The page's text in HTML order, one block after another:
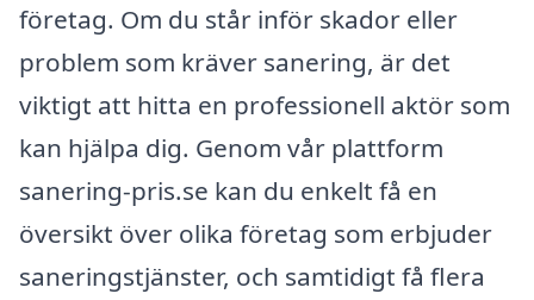
företag. Om du står inför skador eller
problem som kräver sanering, är det
viktigt att hitta en professionell aktör som
kan hjälpa dig. Genom vår plattform
sanering-pris.se kan du enkelt få en
översikt över olika företag som erbjuder
saneringstjänster, och samtidigt få flera